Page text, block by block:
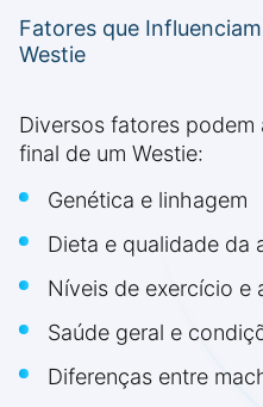
Fatores que
Westie
Diversos fatores
final de um Westie:
Genética e linhagem
Dieta e qualidade da
Níveis de exercício e
Saúde geral e
Diferenças entre